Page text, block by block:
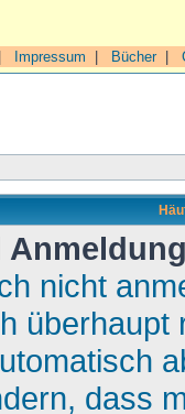
Impressum Bücher|
nicht
überhaupt
dass